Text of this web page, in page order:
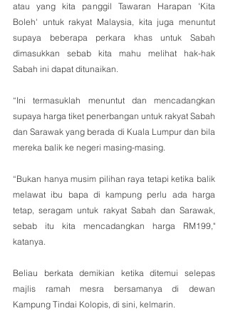
atau yang kita panggil Tawaran Harapan 'Kita
Boleh' untuk rakyat Malaysia, kita juga menuntut
supaya beberapa perkara khas untuk Sabah
dimasukkan sebab kita mahu melihat hak-hak
Sabah ini dapat ditunaikan.
“Ini termasuklah menuntut dan mencadangkan
supaya harga tiket penerbangan untuk rakyat Sabah
dan Sarawak yang berada di Kuala Lumpur dan bila
mereka balik ke negeri masing-masing.
“Bukan hanya musim pilihan raya tetapi ketika balik
melawat ibu bapa di kampung perlu ada harga
tetap, seragam untuk rakyat Sabah dan Sarawak,
sebab itu kita mencadangkan harga RM199,"
katanya.
Beliau berkata demikian ketika ditemui selepas
majlis ramah mesra bersamanya di dewan
Kampung Tindai Kolopis, di sini, kelmarin.